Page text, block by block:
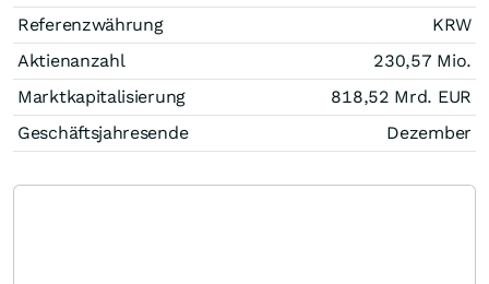
Referenzwährung
KRW
Aktienanzahl
230,57 Mio.
Marktkapitalisierung
818,52 Mrd. EUR
Geschäftsjahresende
Dezember